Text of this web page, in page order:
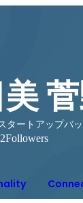
タートアップバ
2Followers